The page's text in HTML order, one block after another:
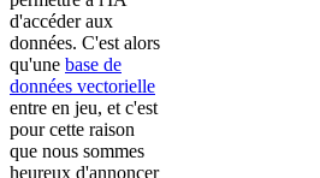
d'accéder aux
données. C'est alors
qu'une base de
données vectorielle
entre en jeu, et c'est
pour cette raison
que nous sommes
heureux d'annoncer